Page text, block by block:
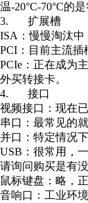
温-20°C-70°C的
3. 扩展槽
ISA：慢慢淘汰中
PCI：目前主流插
PCIe：正在成为
外买转接卡。
4. 接口
视频接口：现在
串口：最常见的
并口：特定情况
USB：很常用，
请询问购买是有
鼠标键盘：略，
音响口：工业环